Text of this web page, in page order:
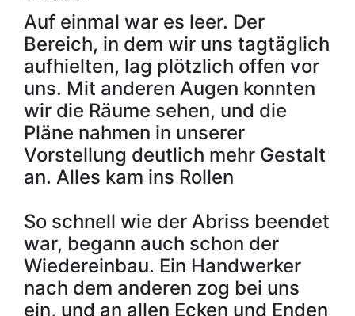
Auf einmal war es leer. Der
Bereich, in dem wir uns tagtäglich
aufhielten, lag plötzlich offen vor
uns. Mit anderen Augen konnten
wir die Räume sehen, und die
Pläne nahmen in unserer
Vorstellung deutlich mehr Gestalt
an. Alles kam ins Rollen
So schnell wie der Abriss beendet
war, begann auch schon der
Wiedereinbau. Ein Handwerker
nach dem anderen zog bei uns
ein, und an allen Ecken und Enden